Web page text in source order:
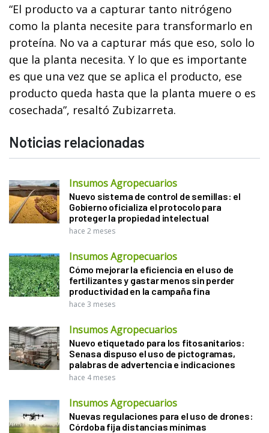
“El producto va a capturar tanto nitrógeno
como la planta necesite para transformarlo en
proteína. No va a capturar más que eso, solo lo
que la planta necesita. Y lo que es importante
es que una vez que se aplica el producto, ese
producto queda hasta que la planta muere o es
cosechada”, resaltó Zubizarreta.
Noticias relacionadas
Insumos Agropecuarios
Nuevo sistema de control de semillas: el
Gobierno oficializa el protocolo para
proteger la propiedad intelectual
hace 2 meses
Insumos Agropecuarios
Cómo mejorar la eficiencia en el uso de
fertilizantes y gastar menos sin perder
productividad en la campaña fina
hace 3 meses
Insumos Agropecuarios
Nuevo etiquetado para los fitosanitarios:
Senasa dispuso el uso de pictogramas,
palabras de advertencia e indicaciones
hace 4 meses
Insumos Agropecuarios
Nuevas regulaciones para el uso de drones:
Córdoba fija distancias mínimas